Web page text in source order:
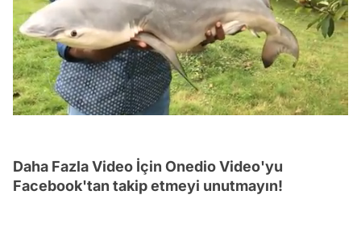
/
Daha Fazla Video İçin Onedio Video'yu
Facebook'tan takip etmeyi unutmayın!